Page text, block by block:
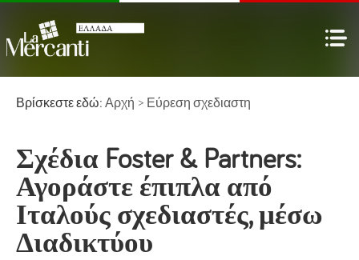
Βρίσκεστε εδώ: Αρχή > Εύρεση σχεδιαστη
Σχέδια Foster & Partners:
Αγοράστε έπιπλα από
Ιταλούς σχεδιαστές, μέσω
Διαδικτύου